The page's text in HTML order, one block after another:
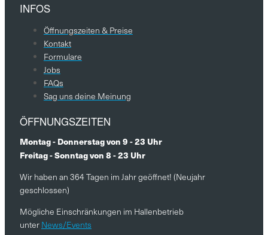
INFOS
Öffnungszeiten & Preise
Kontakt
Formulare
Jobs
FAQs
Sag uns deine Meinung
ÖFFNUNGSZEITEN
Montag - Donnerstag von 9 - 23 Uhr
Freitag - Sonntag von 8 - 23 Uhr
Wir haben an 364 Tagen im Jahr geöffnet! (Neujahr
geschlossen)
Mögliche Einschränkungen im Hallenbetrieb
unter News/Events